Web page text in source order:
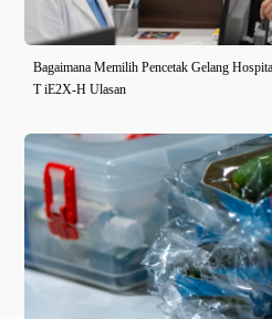
Bagaimana Memilih Pencetak Gelang
T iE2X-H Ulasan